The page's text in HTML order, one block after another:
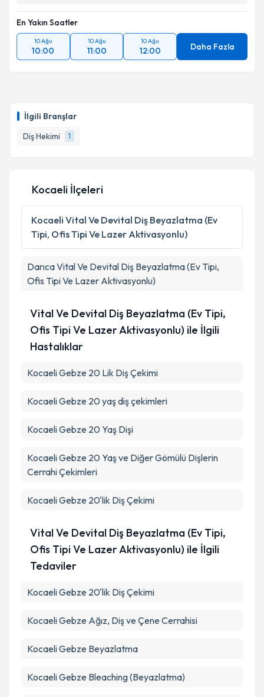
İlgili Branşlar
Diş Hekimi
1
En Yakın Saatler
10 Ağu
10:00
10 Ağu
11:00
10 Ağu
12:00 Daha Fazla
Kocaeli İlçeleri
Kocaeli Vital Ve Devital Diş Beyazlatma (Ev
Tipi, Ofis Tipi Ve Lazer Aktivasyonlu)
DarıcaVital Ve Devital Diş Beyazlatma (Ev Tipi,
Ofis Tipi Ve Lazer Aktivasyonlu)
Vital Ve Devital Diş Beyazlatma (Ev Tipi,
Ofis Tipi Ve Lazer Aktivasyonlu) ile İlgili
Hastalıklar
Kocaeli Gebze 20 Lik Diş Çekimi
Kocaeli Gebze 20 yaş diş çekimleri
Kocaeli Gebze 20 Yaş Dişi
Kocaeli Gebze 20 Yaş ve Diğer Gömülü Dişlerin
Cerrahi Çekimleri
Kocaeli Gebze 20'lik Diş Çekimi
Vital Ve Devital Diş Beyazlatma (Ev Tipi,
Ofis Tipi Ve Lazer Aktivasyonlu) ile İlgili
Tedaviler
Kocaeli Gebze 20'lik Diş Çekimi
Kocaeli Gebze Ağız, Diş ve Çene Cerrahisi
Kocaeli Gebze Beyazlatma
Kocaeli Gebze Bleaching (Beyazlatma)